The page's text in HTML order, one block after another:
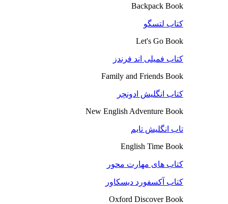
Backpack Book
کتاب لتسگو
Let's Go Book
کتاب فمیلی اند فرندز
Family and Friends Book
کتاب انگلیش ادونچر
New English Adventure Book
تاب انگلیش تایم
English Time Book
کتاب های مهارت محور
کتاب آکسفورد دیسکاور
Oxford Discover Book